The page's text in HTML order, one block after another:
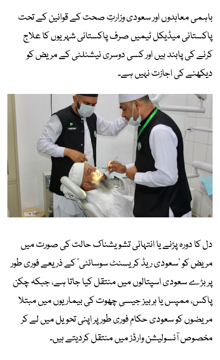
باہمی معاہدوں اور سعودی وزارتِ صحت کے قوانین کے تحت
پاکستانی میڈیکل ٹیمیں صرف پاکستانی شہریوں کا علاج
کرنے کی پابند ہیں اور کسی دوسری نیشنلٹی کے مریض کو
دیکھنے کی اجازت نہیں ہے۔
دل کا دورہ پڑنے یا انتہائی تشویشناک حالت کی صورت میں
مریض کو ‘سعودی ریڈ کریسنٹ سوسائٹی’ کے ذریعے فوری طور
پر بڑے سعودی اسپتالوں میں منتقل کیا جاتا ہے، جبکہ چکن
پاکس، ممپس یا ہربیز جیسی چھوت کی بیماریوں میں مبتلا
مریضوں کو سعودی حکام فوری طور پر اپنی تحویل میں لے کر
مخصوص آئسولیشن وارڈز میں منتقل کردیتے ہیں۔